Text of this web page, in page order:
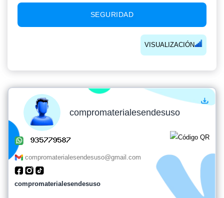
SEGURIDAD
VISUALIZACIÓN
compromaterialesendesuso
compromaterialesendesuso@gmail.com
compromaterialesendesuso